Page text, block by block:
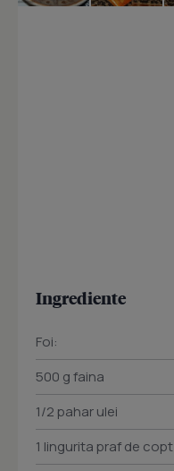
Ingrediente
Foi:
500 g faina
1/2 pahar ulei
1 lingurita praf de copt